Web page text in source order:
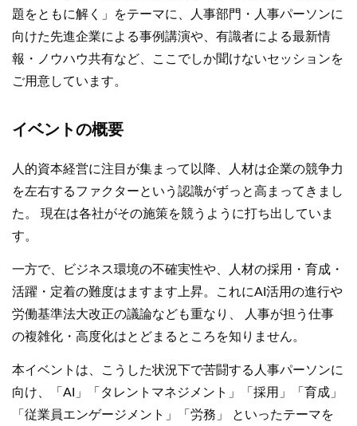
題をともに解く」をテーマに、人事部門・人事パーソンに
向けた先進企業による事例講演や、有識者による最新情
報・ノウハウ共有など、ここでしか聞けないセッションを
ご用意しています。
イベントの概要
人的資本経営に注目が集まって以降、人材は企業の競争力
を左右するファクターという認識がずっと高まってきまし
た。 現在は各社がその施策を競うように打ち出していま
す。
一方で、ビジネス環境の不確実性や、人材の採用・育成・
活躍・定着の難度はますます上昇。これにAI活用の進行や
労働基準法大改正の議論なども重なり、 人事が担う仕事
の複雑化・高度化はとどまるところを知りません。
本イベントは、こうした状況下で苦闘する人事パーソンに
向け、「AI」「タレントマネジメント」「採用」「育成」
「従業員エンゲージメント」「労務」 といったテーマを